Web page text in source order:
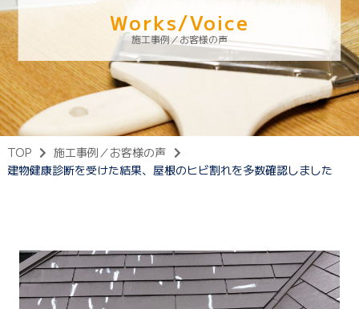
ニュース
お問い合わせ
Works/Voice
施工事例／お客様の声
TOP
施工事例／お客様の声
建物健康診断を受けた結果、屋根のヒビ割れを多数確認しました